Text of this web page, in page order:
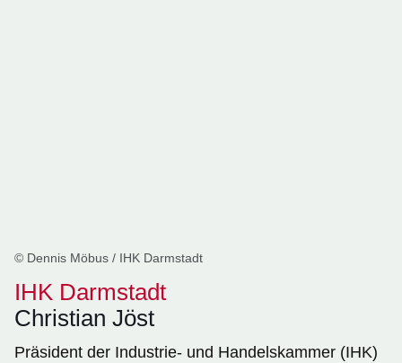
© Dennis Möbus / IHK Darmstadt
IHK Darmstadt
Christian Jöst
Präsident der Industrie- und Handelskammer (IHK)